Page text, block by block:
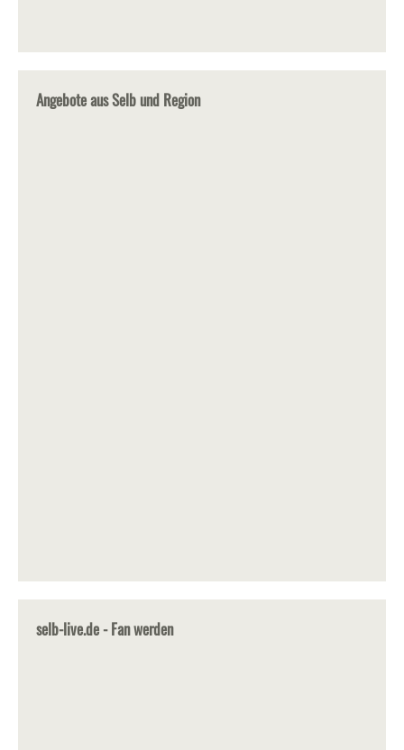
Angebote aus Selb und Region
selb-live.de - Fan werden